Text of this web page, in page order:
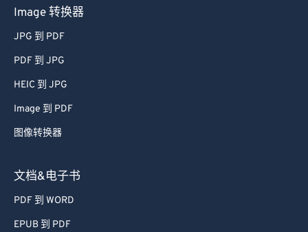
Image 转换器
JPG 到 PDF
PDF 到 JPG
HEIC 到 JPG
Image 到 PDF
图像转换器
文档&电子书
PDF 到 WORD
EPUB 到 PDF